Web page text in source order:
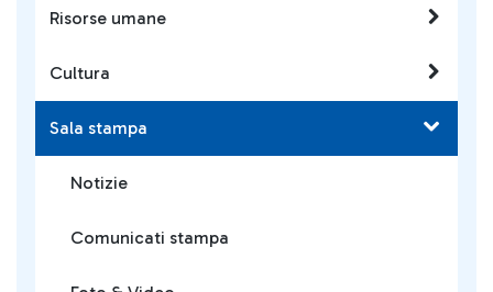
Risorse umane
Cultura
Sala stampa
Notizie
Comunicati stampa